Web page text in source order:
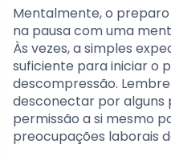
Mentalmente, o
na pausa com uma
Às vezes, a simples
suficiente para iniciar o
descompressão.
desconectar por alguns
permissão a si mesmo
preocupações laborais